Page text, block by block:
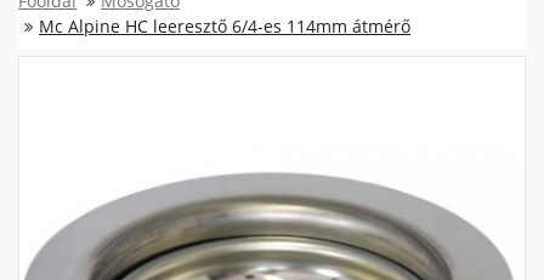
Mc Alpine HC leeresztő 6/4-es 114mm átmérő